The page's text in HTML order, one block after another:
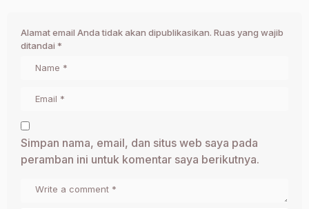
Alamat email Anda tidak akan dipublikasikan. Ruas yang wajib
ditandai *
Simpan nama, email, dan situs web saya pada
peramban ini untuk komentar saya berikutnya.